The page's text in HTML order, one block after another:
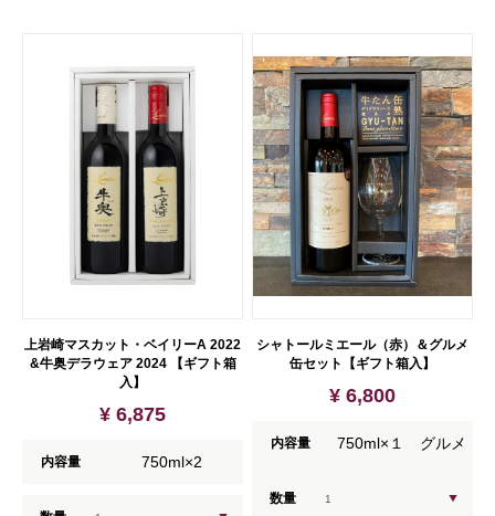
上岩崎マスカット・ベイリーA 2022
&牛奥デラウェア 2024 【ギフト箱
入】
¥ 6,875
内容量 750ml×2
シャトールミエール（赤）＆グルメ
缶セット【ギフト箱入】
¥ 6,800
内容量 750ml×１ グルメ
数量